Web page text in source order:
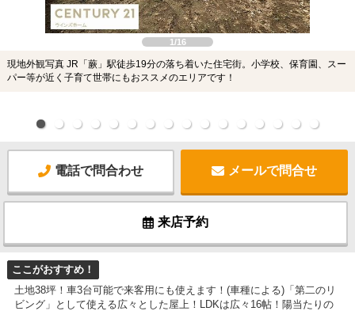
1/16
現地外観写真 JR「蕨」駅徒歩19分の落ち着いた住宅街。小学校、保育園、スー
パー等が近く子育て世帯にもおススメのエリアです！
電話で問合わせ メールで問合せ
来店予約
ここがおすすめ！
土地38坪！車3台可能で来客用にも使えます！(車種による)「第二のリ
ビング」として使える広々とした屋上！LDKは広々16帖！陽当たりの